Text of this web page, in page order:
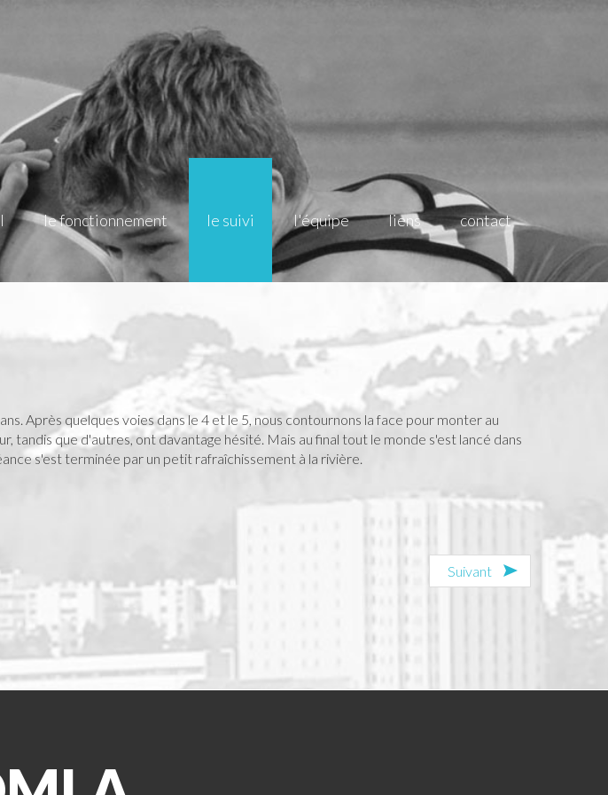
le fonctionnement le suivi l'équipe liens contact
Après quelques voies dans le 4 et le 5, nous contournons la face pour monter au
que d'autres, ont davantage hésité. Mais au final tout le monde s'est lancé dans
s'est terminée par un petit rafraîchissement à la rivière.
Suivant